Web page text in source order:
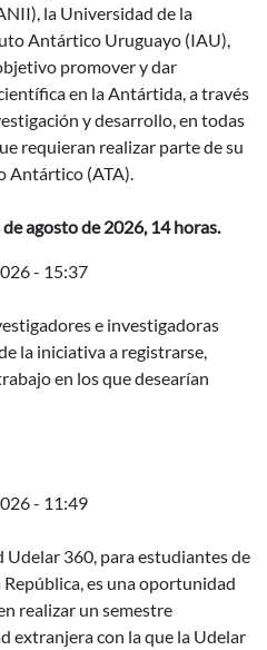
la Universidad de la
Antártico Uruguayo (IAU),
promover y dar
en la Antártida, a través
y desarrollo, en todas
requieran realizar parte de su
Antártico (ATA).
agosto de 2026, 14 horas.
- 15:37
invitación para investigadores
e investigadoras
la iniciativa a registrarse,
en los que desearían
- 11:49
de movilidad para
360, para estudiantes de
es una oportunidad
realizar un semestre
extranjera con la que la Udelar